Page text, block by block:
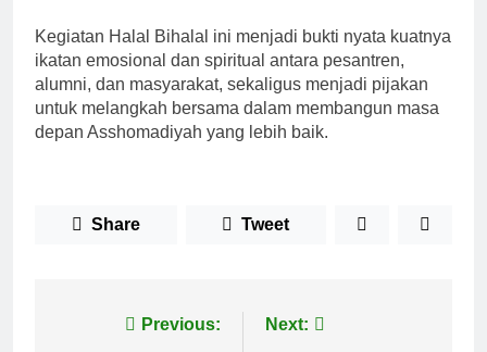
Kegiatan Halal Bihalal ini menjadi bukti nyata kuatnya
ikatan emosional dan spiritual antara pesantren,
alumni, dan masyarakat, sekaligus menjadi pijakan
untuk melangkah bersama dalam membangun masa
depan Asshomadiyah yang lebih baik.
Share Tweet
Previous: Next: